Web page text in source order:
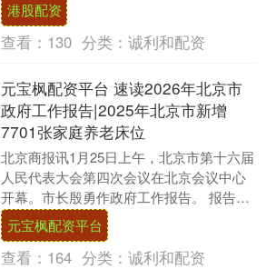
建立联农带农机....
港股配资
查看： 130 分类： 诚利和配资
元宝枫配资平台 速读2026年北京市
政府工作报告|2025年北京市新增
7701张家庭养老床位
北京商报讯1月25日上午，北京市第十六届
人民代表大会第四次会议在北京会议中心
开幕。市长殷勇作政府工作报告。 报告提
出，北京织密扎牢社会保障网，新建50个
区域养老....
元宝枫配资平台
查看： 164 分类： 诚利和配资